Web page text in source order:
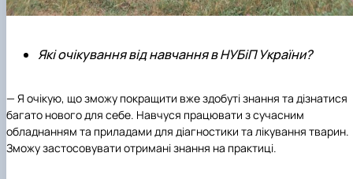
Які очікування від навчання в НУБіП України?
— Я очікую, що зможу покращити вже здобуті знання та дізнатися
багато нового для себе. Навчуся працювати з сучасним
обладнанням та приладами для діагностики та лікування тварин.
Зможу застосовувати отримані знання на практиці.